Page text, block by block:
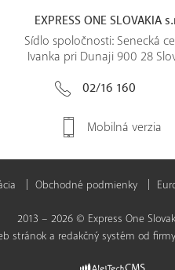
EXPRESS ONE SLOVAKIA
Sídlo spoločnosti: Senecká
Ivanka pri Dunaji 900 28
02/16 160
Mobilná verzia
Obchodné podmienky
2013 – 2026 © Express One
stránok a redakčný systém od firmy